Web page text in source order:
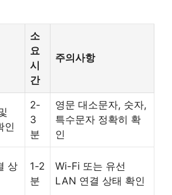
소
요
시
간
주의사항
인
2-
3
분
영문 대소문자, 숫자,
특수문자 정확히 확
인
상
1-2
분
Wi-Fi 또는 유선
LAN 연결 상태 확인